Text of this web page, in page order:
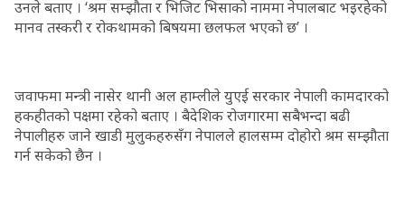
उनले बताए । ‘श्रम सम्झौता र भिजिट भिसाको नाममा नेपालबाट भइरहेको
मानव तस्करी र रोकथामको बिषयमा छलफल भएको छ’ ।
जवाफमा मन्त्री नासेर थानी अल हाम्लीले युएई सरकार नेपाली कामदारको
हकहीतको पक्षमा रहेको बताए । बैदेशिक रोजगारमा सबैभन्दा बढी
नेपालीहरु जाने खाडी मुलुकहरुसँग नेपालले हालसम्म दोहोरो श्रम सम्झौता
गर्न सकेको छैन ।